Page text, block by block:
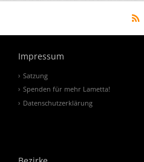
Impressum
Satzung
Spenden für mehr Lametta!
Datenschutzerklärung